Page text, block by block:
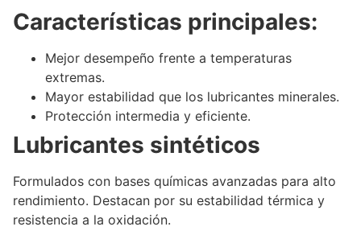
Características principales:
Mejor desempeño frente a temperaturas
extremas.
Mayor estabilidad que los lubricantes minerales.
Protección intermedia y eficiente.
Lubricantes sintéticos
Formulados con bases químicas avanzadas para alto
rendimiento. Destacan por su estabilidad térmica y
resistencia a la oxidación.